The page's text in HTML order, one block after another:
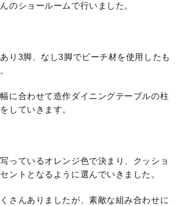
のショールームで行いました。
り3脚、なし3脚でビーチ材を使用したも
に合わせて造作ダイニングテーブルの柱
していきます。
っているオレンジ色で決まり、クッショ
ントとなるように選んでいきました。
さんありましたが、素敵な組み合わせに